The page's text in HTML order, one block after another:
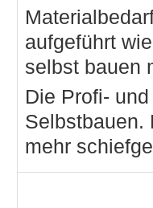
aufgeführt
selbst bauen
Die Profi-
Selbstbauen.
mehr